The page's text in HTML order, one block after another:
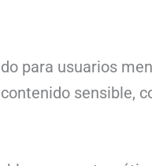
para usuarios
sensible,